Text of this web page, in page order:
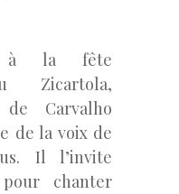
à la fête
Zicartola,
de Carvalho
de la voix de
Il l’invite
chanter